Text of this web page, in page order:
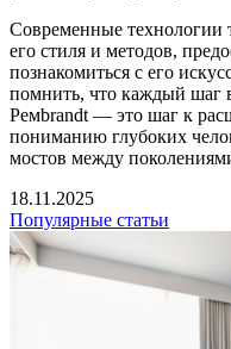
Современные технологии
его стиля и методов,
познакомиться с его
помнить, что каждый шаг
Ремbrandt — это шаг к
пониманию глубоких
мостов между
18.11.2025
Популярные статьи